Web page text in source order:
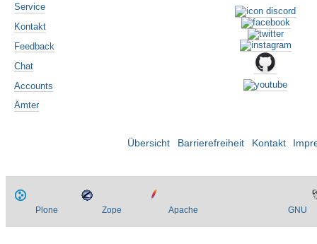
Service
Kontakt
Feedback
Chat
Accounts
Ämter
Übersicht Barrierefreiheit Kontakt
Plone Zope Apache GNU